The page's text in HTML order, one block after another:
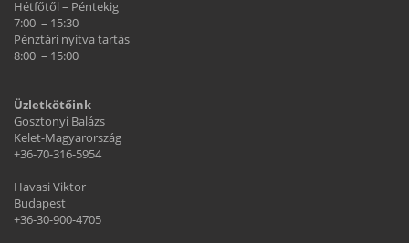
Hétfőtől – Péntekig
7:00 – 15:30
Pénztári nyitva tartás
8:00 – 15:00
Üzletkötőink
Gosztonyi Balázs
Kelet-Magyarország
+36-70-316-5954
Havasi Viktor
Budapest
+36-30-900-4705